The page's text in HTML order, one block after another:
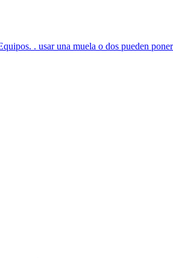
. usar una muela o dos pueden